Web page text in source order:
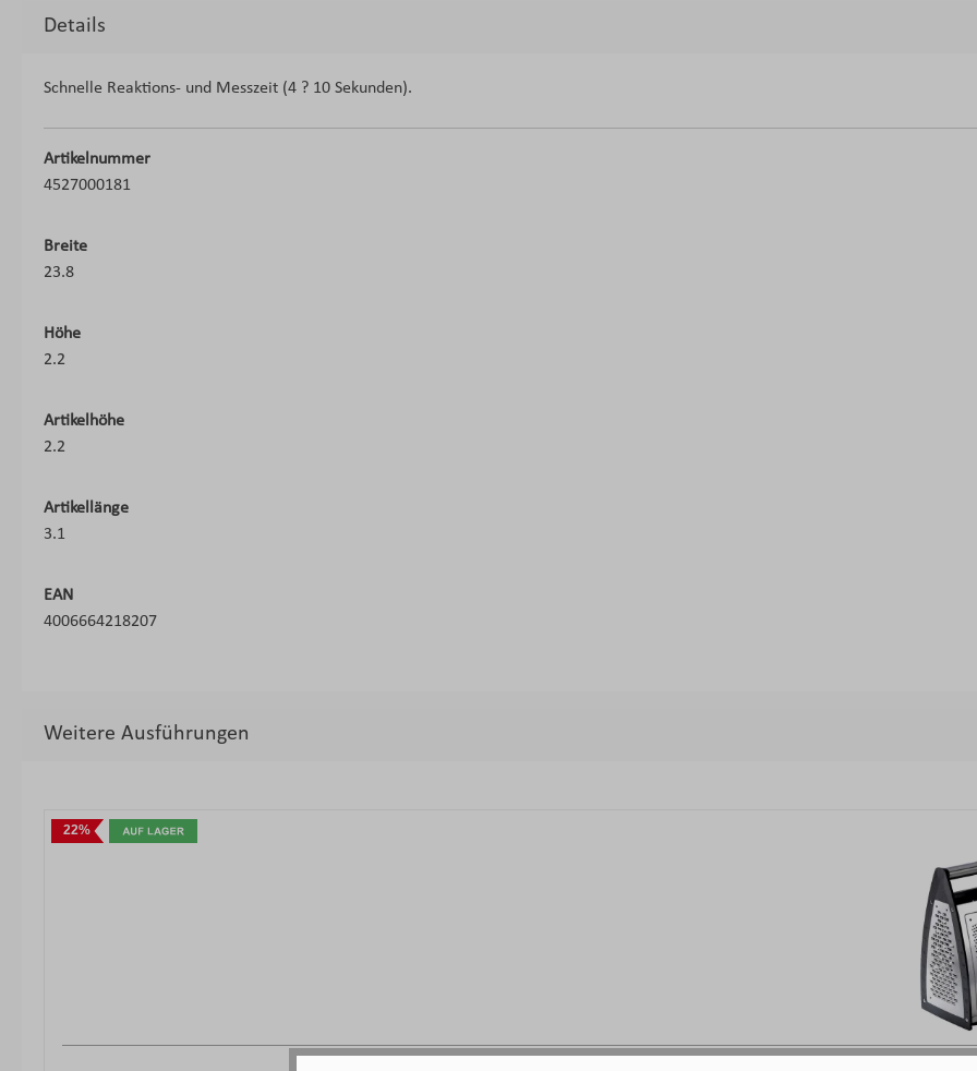
Details
Schnelle Reaktions- und Messzeit (4 ? 10 Sekunden).
Artikelnummer
4527000181
Breite
23.8
Höhe
2.2
Artikelhöhe
2.2
Artikellänge
3.1
EAN
4006664218207
Weitere Ausführungen
22%